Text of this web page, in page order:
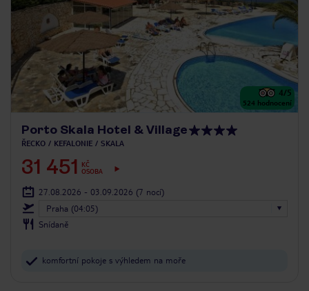
4/5
524 hodnocení
Porto Skala Hotel & Village
ŘECKO KEFALONIE SKALA
31 451
KČ
OSOBA
27.08.2026 - 03.09.2026 (7 nocí)
Praha (04:05)
Snídaně
komfortní pokoje s výhledem na moře